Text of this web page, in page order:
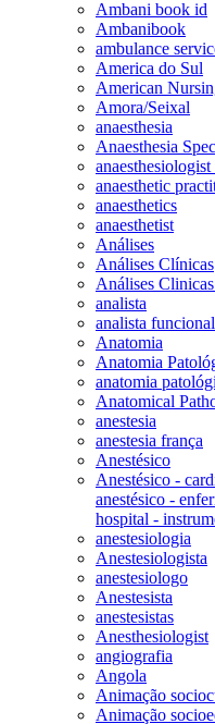
Ambani book id
Ambanibook
ambulance
America do Sul
American
Amora/Seixal
anaesthesia
Anaesthesia
anaesthetic
anaesthetics
anaesthetist
Análises
Análises Clínicas
Análises
analista
analista funcional
Anatomia
Anatomia
anatomia
Anatomical
anestesia
anestesia frança
Anestésico
Anestésico -
anestésico -
hospital -
anestesiologia
Anestesiologista
anestesiologo
Anestesista
anestesistas
Anesthesiologist
angiografia
Angola
Animação
Animação